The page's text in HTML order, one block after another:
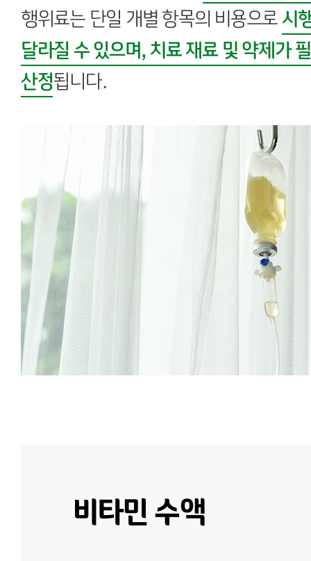
행위료는 단일 개별 항목의 비용으로 시
달라질 수 있으며, 치료 재료 및 약제가
산정됩니다.
비타민 수액